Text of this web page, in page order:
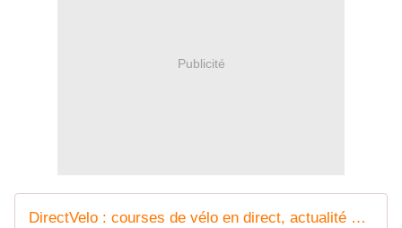
Publicité
DirectVelo : courses de vélo en direct, actualité du cyclisme (amateur, féminin et professionnel)